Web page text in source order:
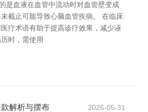
是血液在血管中流动时对血管壁变成
截止可能导致心脑血管疾病。 在临床
疗术语有助于提高诊疗效果，减少诬
时，需使用
解析与摆布 2026-05-31